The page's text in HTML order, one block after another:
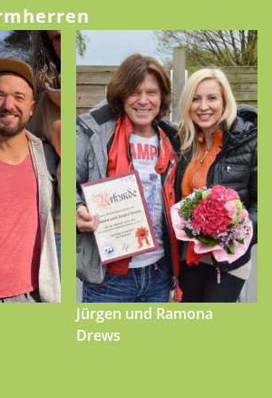
Jürgen und Ramona
Drews